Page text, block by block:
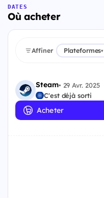
DATES
Où acheter
Affiner Plateformes▾
Steam• 29 Avr. 2025
C'est déjà sorti
Acheter